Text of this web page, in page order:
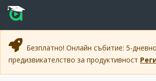
Прескочи към основното съдържание
Прескочи към навигацията
Безплатно! Онлайн събитие: 5-
предизвикателство за продуктивност